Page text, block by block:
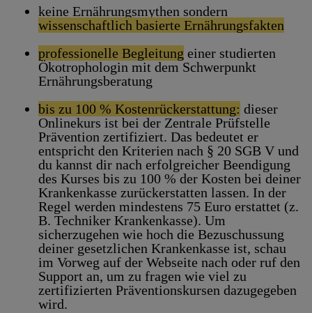
keine Ernährungsmythen sondern
wissenschaftlich basierte Ernährungsfakten
professionelle Begleitung einer studierten
Ökotrophologin mit dem Schwerpunkt
Ernährungsberatung
bis zu 100 % Kostenrückerstattung: dieser
Onlinekurs ist bei der Zentrale Prüfstelle
Prävention zertifiziert. Das bedeutet er
entspricht den Kriterien nach § 20 SGB V und
du kannst dir nach erfolgreicher Beendigung
des Kurses bis zu 100 % der Kosten bei deiner
Krankenkasse zurückerstatten lassen. In der
Regel werden mindestens 75 Euro erstattet (z.
B. Techniker Krankenkasse). Um
sicherzugehen wie hoch die Bezuschussung
deiner gesetzlichen Krankenkasse ist, schau
im Vorweg auf der Webseite nach oder ruf den
Support an, um zu fragen wie viel zu
zertifizierten Präventionskursen dazugegeben
wird.